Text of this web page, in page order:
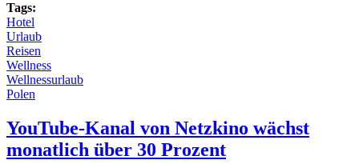
Tags:
Hotel
Urlaub
Reisen
Wellness
Wellnessurlaub
Polen
YouTube-Kanal von Netzkino wächst
monatlich über 30 Prozent